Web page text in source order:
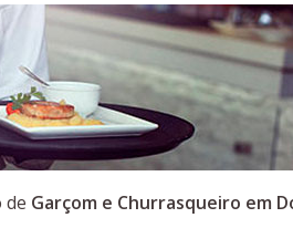
de Garçom e Churrasqueiro em